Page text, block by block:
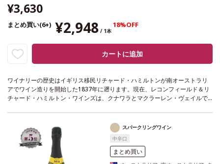
¥3,630
まとめ買い(6+) ¥2,948/ 1本
18%OFF
カートに追加
ワイナリーの歴史はイギリス移民リチャード・ハミルトンが南オーストラリ
アでワイン造りを開始した1837年に遡ります。現在、レコンフィールド＆リ
チャード・ハミルトン・ワインズは、クナワラとマクラーレン・ヴェイルで
ュ、力強いラズベリーの香りの、バランスの取れたスパークリングレッド。
生き生きとしたラズベリーとチェリーの含みを示し、柔らかくクリーンな酸
味の後味。リキュールが添加されていてクリーミーな風味を与えています。
テイスティングノート
鮮やかな赤、深紅色。魅力的でフレッシュ、力強いラ
ズベリーの香りを持つ。きれいにバランスの取れた、クリーミーなスパーク
リングレッドワイン。生き生きとしたラズベリーとチェリーの含みを示し、
り、カナッペや家禽を使用した料理と合わせて。ビーツなどアーシーな風味
葡萄品種シラーズ
熟成ポテンシャル
若々しくフレッシュな時に最も楽しめる。
ワインメーカーのコメント
フレッシュなクナワラのシラーズは、上質で優雅
なスタイルのワインとして造られ、オークで熟成される。第二次発酵から、
スパークリングワイン
中辛口
まとめ買い